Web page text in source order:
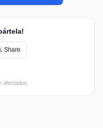
Share
afectados.